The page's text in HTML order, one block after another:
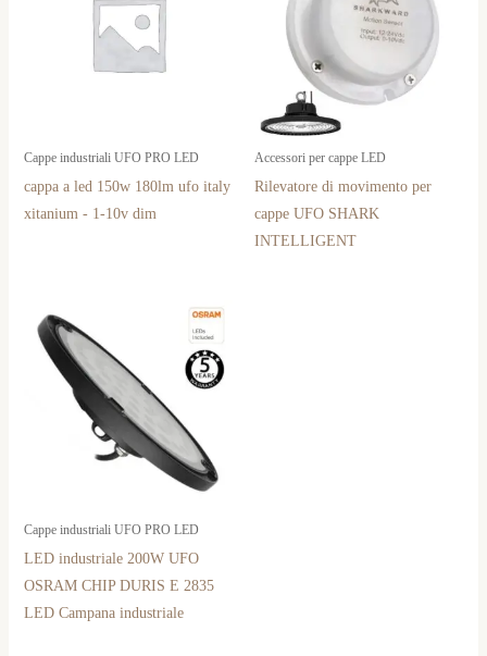
Cappe industriali UFO PRO LED
cappa a led 150w 180lm ufo italy
xitanium - 1-10v dim
Accessori per cappe LED
Rilevatore di movimento per
cappe UFO SHARK
INTELLIGENT
Cappe industriali UFO PRO LED
LED industriale 200W UFO
OSRAM CHIP DURIS E 2835
LED Campana industriale